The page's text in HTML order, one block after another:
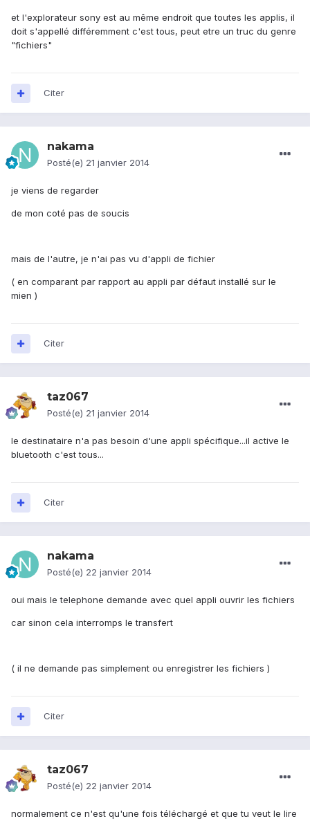
et l'explorateur sony est au même endroit que toutes les applis, il
doit s'appellé différemment c'est tous, peut etre un truc du genre
"fichiers"
Citer
nakama
Posté(e) 21 janvier 2014
je viens de regarder
de mon coté pas de soucis
mais de l'autre, je n'ai pas vu d'appli de fichier
( en comparant par rapport au appli par défaut installé sur le
mien )
Citer
taz067
Posté(e) 21 janvier 2014
le destinataire n'a pas besoin d'une appli spécifique...il active le
bluetooth c'est tous...
Citer
nakama
Posté(e) 22 janvier 2014
oui mais le telephone demande avec quel appli ouvrir les fichiers
car sinon cela interromps le transfert
( il ne demande pas simplement ou enregistrer les fichiers )
Citer
taz067
Posté(e) 22 janvier 2014
normalement ce n'est qu'une fois téléchargé et que tu veut le lire